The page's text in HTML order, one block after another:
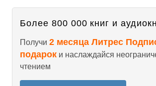
Более 800 000 книг и
Получи 2 месяца Литрес
подарок и наслаждайся
чтением